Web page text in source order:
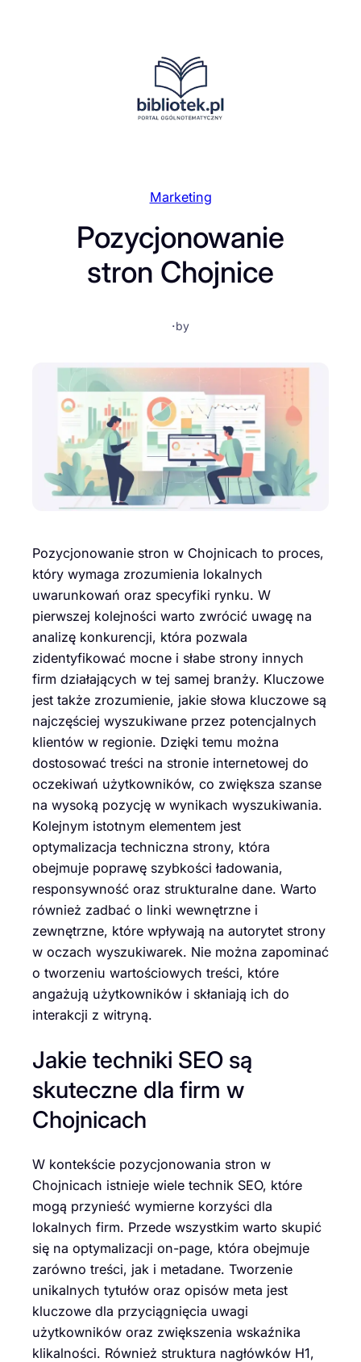
Marketing
Pozycjonowanie
stron Chojnice
·by
Pozycjonowanie stron w Chojnicach to proces,
który wymaga zrozumienia lokalnych
uwarunkowań oraz specyfiki rynku. W
pierwszej kolejności warto zwrócić uwagę na
analizę konkurencji, która pozwala
zidentyfikować mocne i słabe strony innych
firm działających w tej samej branży. Kluczowe
jest także zrozumienie, jakie słowa kluczowe są
najczęściej wyszukiwane przez potencjalnych
klientów w regionie. Dzięki temu można
dostosować treści na stronie internetowej do
oczekiwań użytkowników, co zwiększa szanse
na wysoką pozycję w wynikach wyszukiwania.
Kolejnym istotnym elementem jest
optymalizacja techniczna strony, która
obejmuje poprawę szybkości ładowania,
responsywność oraz strukturalne dane. Warto
również zadbać o linki wewnętrzne i
zewnętrzne, które wpływają na autorytet strony
w oczach wyszukiwarek. Nie można zapominać
o tworzeniu wartościowych treści, które
angażują użytkowników i skłaniają ich do
interakcji z witryną.
Jakie techniki SEO są
skuteczne dla firm w
Chojnicach
W kontekście pozycjonowania stron w
Chojnicach istnieje wiele technik SEO, które
mogą przynieść wymierne korzyści dla
lokalnych firm. Przede wszystkim warto skupić
się na optymalizacji on-page, która obejmuje
zarówno treści, jak i metadane. Tworzenie
unikalnych tytułów oraz opisów meta jest
kluczowe dla przyciągnięcia uwagi
użytkowników oraz zwiększenia wskaźnika
klikalności. Również struktura nagłówków H1,